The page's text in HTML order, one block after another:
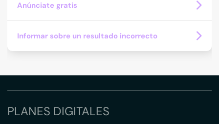
Anúnciate gratis
Informar sobre un resultado incorrecto
PLANES DIGITALES